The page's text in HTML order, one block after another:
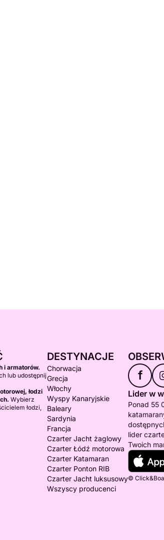
i armatorów.
lub udostępnij
łodzi
Wybierz
łodzi,
DESTYNACJE
Chorwacja
Grecja
Włochy
Wyspy Kanaryjskie
Baleary
Sardynia
Francja
Czarter Jacht żaglowy
Czarter Łódź motorowa
Czarter Katamaran
Czarter Ponton RIB
Czarter Jacht luksusowy
Wszyscy producenci
f
Lider w
Ponad 55
lider
Twoich
©